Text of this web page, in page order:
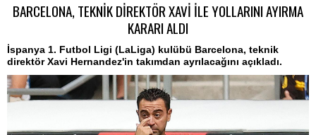
BARCELONA, TEKNİK DİREKTÖR XAVİ İLE YOLLARINI AYIRMA
KARARI ALDI
İspanya 1. Futbol Ligi (LaLiga) kulübü Barcelona, teknik
direktör Xavi Hernandez'in takımdan ayrılacağını açıkladı.